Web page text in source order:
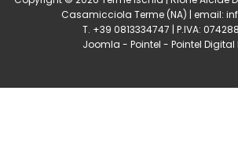
Casamicciola Terme(NA) | email:
T. +39 0813334747 | P.IVA:
Joomla - Pointel - Pointel Digital